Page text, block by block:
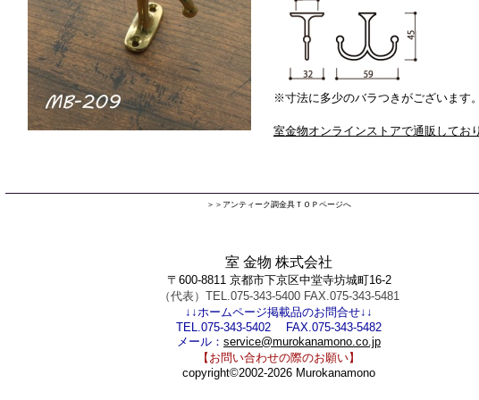
※寸法に多少のバラつきがございます。
室金物オンラインストアで通販してお
＞＞アンティーク調金具ＴＯＰページへ
室 金物 株式会社
〒600-8811 京都市下京区中堂寺坊城町16-2
（代表）TEL.075-343-5400 FAX.075-343-5481
↓↓ホームページ掲載品のお問合せ↓↓
TEL.075-343-5402 FAX.075-343-5482
メール： service@murokanamono.co.jp
【お問い合わせの際のお願い】
copyright©2002-2026 Murokanamono